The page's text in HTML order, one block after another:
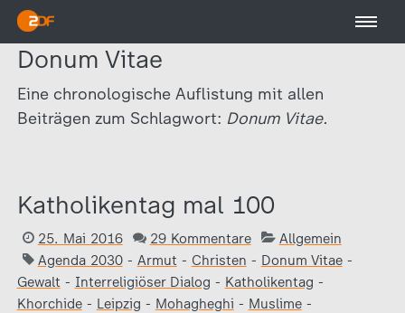
Donum Vitae
Eine chronologische Auflistung mit allen
Beiträgen zum Schlagwort: Donum Vitae.
Katholikentag mal 100
25. Mai 2016 29 Kommentare
Allgemein
Agenda 2030- Armut - Christen - Donum Vitae-
Gewalt - Interreligiöser Dialog - Katholikentag -
Khorchide- Leipzig - Mohagheghi - Muslime-